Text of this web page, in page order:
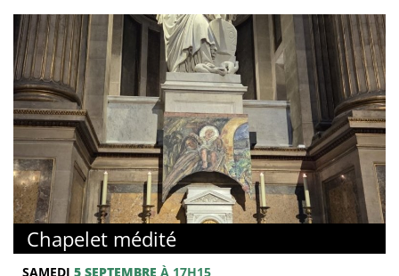
Chapelet médité
SAMEDI 5 SEPTEMBRE À 17H15